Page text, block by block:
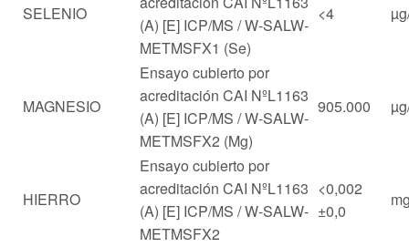
SELENIO
(A) [E] ICP/MS / W-SALW-
METMSFX1 (Se)
<4
MAGNESIO
Ensayo cubierto por
acreditación CAI NºL1163
(A) [E] ICP/MS / W-SALW-
METMSFX2 (Mg)
905.000
HIERRO
Ensayo cubierto por
acreditación CAI NºL1163
(A) [E] ICP/MS / W-SALW-
METMSFX2
<0,002
±0,0